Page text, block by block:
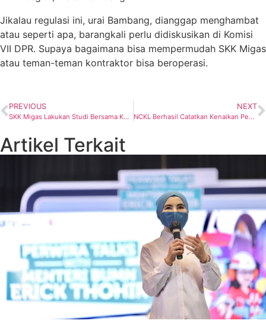
Jikalau regulasi ini, urai Bambang, dianggap menghambat
atau seperti apa, barangkali perlu didiskusikan di Komisi
VII DPR. Supaya bagaimana bisa mempermudah SKK Migas
atau teman-teman kontraktor bisa beroperasi.
PREVIOUS
SKK Migas Lakukan Studi Bersama Kementerian Pertahanan untuk Atasi Masalah Keamanan Jika Eksplorasi Migas di Warim, Papua Selatan
NEXT
NCKL Berhasil Catatkan Kenaikan Penjualan dan Laba Bersih Pemilik Entitas Induk Tantangan Kondisi Pasar
Artikel Terkait